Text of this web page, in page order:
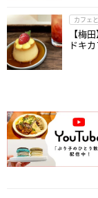
カフェ
【梅
ドキ